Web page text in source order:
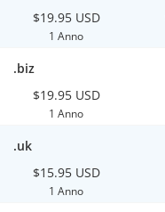
$19.95 USD
1 Anno
.biz
$19.95 USD
1 Anno
.uk
$15.95 USD
1 Anno